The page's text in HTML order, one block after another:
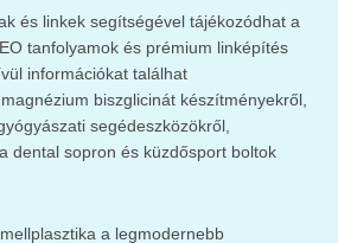
és linkek segítségével tájékozódhat a
tanfolyamok és prémium linképítés
információkat találhat
biszglicinát készítményekről,
segédeszközökről,
dental sopron és küzdősport boltok
a legmodernebb